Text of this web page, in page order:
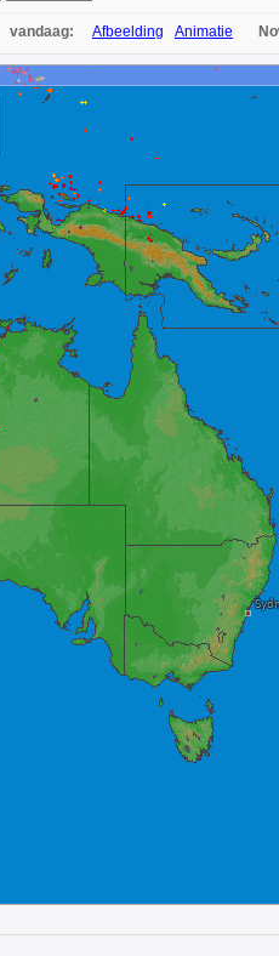
vandaag: Afbeelding Animatie